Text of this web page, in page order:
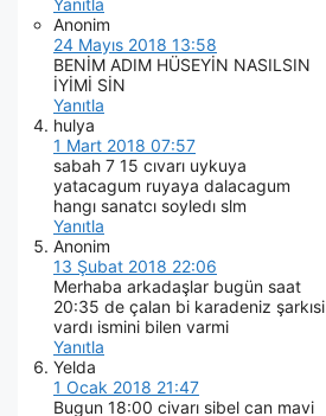
Yanıtla
Anonim
24 Mayıs 2018 13:58
BENİM ADIM HÜSEYİN NASILSIN
İYİMİ SİN
Yanıtla
hulya
1 Mart 2018 07:57
sabah 7 15 cıvarı uykuya
yatacagum ruyaya dalacagum
hangı sanatcı soyledı slm
Yanıtla
Anonim
13 Şubat 2018 22:06
Merhaba arkadaşlar bugün saat
20:35 de çalan bi karadeniz şarkısi
vardı ismini bilen varmi
Yanıtla
Yelda
1 Ocak 2018 21:47
Bugun 18:00 civarı sibel can mavi